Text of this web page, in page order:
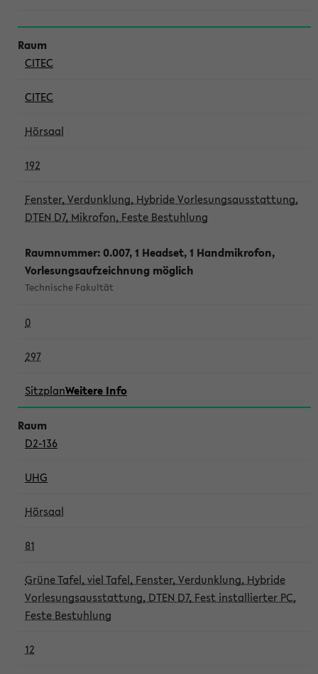
CITEC
CITEC
Hörsaal
192
Fenster, Verdunklung, Hybride Vorlesungsausstattung,
DTEN D7, Mikrofon, Feste Bestuhlung
Raumnummer: 0.007, 1 Headset, 1 Handmikrofon,
Vorlesungsaufzeichnung möglich
Technische Fakultät
0
297
SitzplanWeitere Info
D2-136
UHG
Hörsaal
81
Grüne Tafel, viel Tafel, Fenster, Verdunklung, Hybride
Vorlesungsausstattung, DTEN D7, Fest installierter PC,
Feste Bestuhlung
12